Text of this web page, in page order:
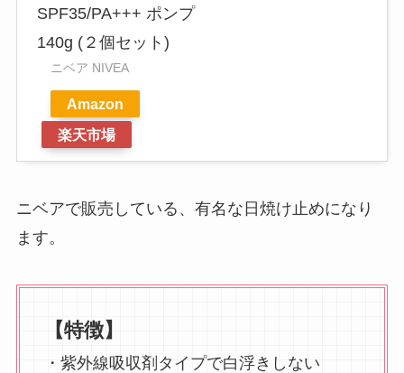
SPF35/PA+++ ポンプ
140g (２個セット)
ニベア NIVEA
Amazon
楽天市場
ニベアで販売している、有名な日焼け止めになり
ます。
【特徴】
・紫外線吸収剤タイプで白浮きしない